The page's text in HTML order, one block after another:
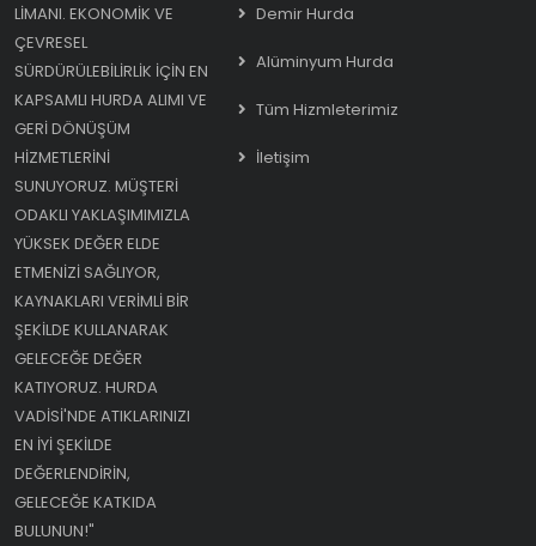
LIMANI. EKONOMIK VE
ÇEVRESEL
SÜRDÜRÜLEBILIRLIK IÇIN EN
KAPSAMLI HURDA ALIMI VE
GERI DÖNÜŞÜM
HIZMETLERINI
SUNUYORUZ. MÜŞTERI
ODAKLI YAKLAŞIMIMIZLA
YÜKSEK DEĞER ELDE
ETMENIZI SAĞLIYOR,
KAYNAKLARI VERIMLI BIR
ŞEKILDE KULLANARAK
GELECEĞE DEĞER
KATIYORUZ. HURDA
VADISI'NDE ATIKLARINIZI
EN IYI ŞEKILDE
DEĞERLENDIRIN,
GELECEĞE KATKIDA
BULUNUN!"
Demir Hurda
Alüminyum Hurda
Tüm Hizmleterimiz
İletişim